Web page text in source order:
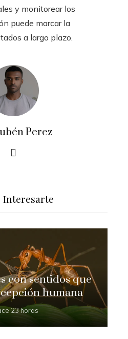
y monitorear los
puede marcar la
a largo plazo.
Perez
Interesarte
con sentidos que
humana
23 horas